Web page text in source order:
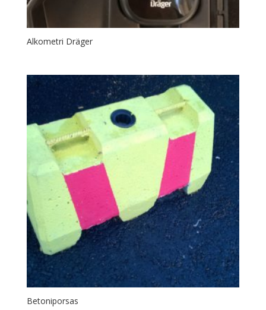
Alkometri Dräger
Betoniporsas